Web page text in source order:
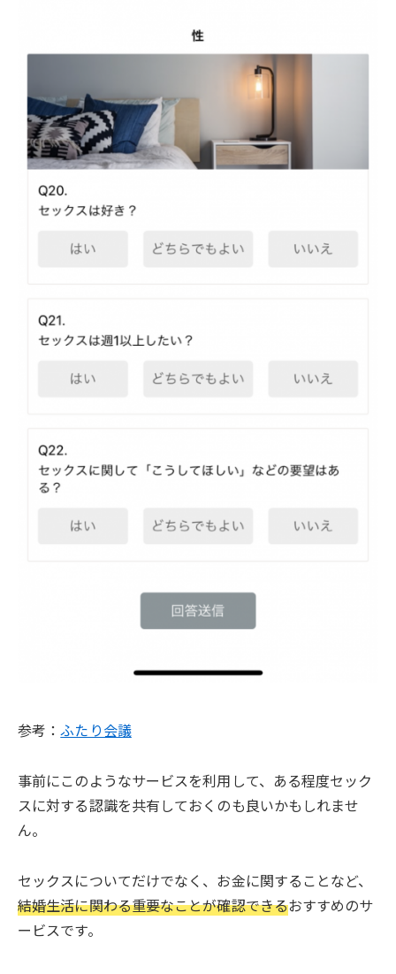
参考：ふたり会議
事前にこのようなサービスを利用して、ある程度セック
スに対する認識を共有しておくのも良いかもしれませ
ん。
セックスについてだけでなく、お金に関することなど、
結婚生活に関わる重要なことが確認できるおすすめのサ
ービスです。